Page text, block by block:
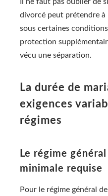
Il ne faut pas oublier de
divorcé peut prétendre à
sous certaines
protection
vécu une séparation.
La durée de
exigences
régimes
Le régime
minimale requise
Pour le régime général